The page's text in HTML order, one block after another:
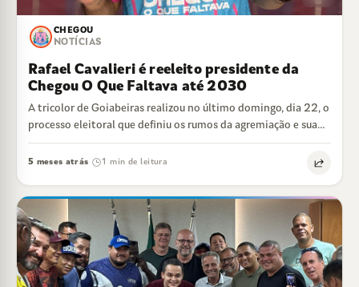
CHEGOU
NOTÍCIAS
Rafael Cavalieri é reeleito presidente da
Chegou O Que Faltava até 2030
A tricolor de Goiabeiras realizou no último domingo, dia 22, o
processo eleitoral que definiu os rumos da agremiação e sua
diretoria…
5 meses atrás 1 min de leitura